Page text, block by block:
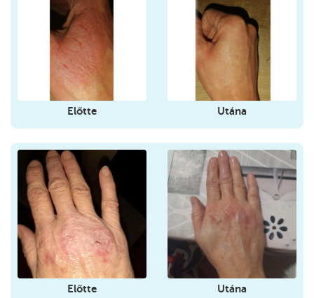
Előtte Utána
Előtte Utána